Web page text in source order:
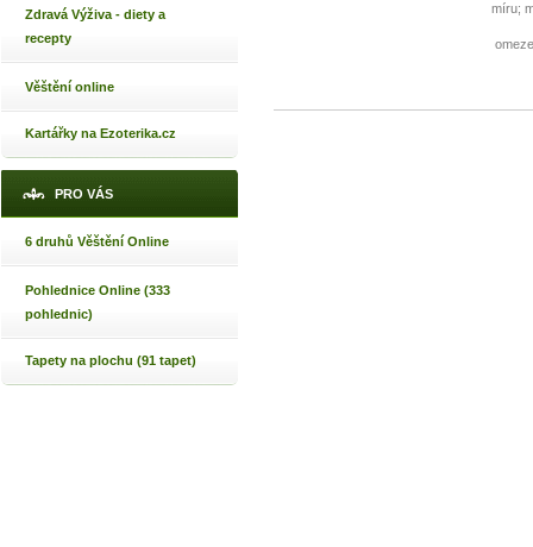
Zdravá Výživa - diety a
recepty
Věštění online
Kartářky na Ezoterika.cz
PRO VÁS
6 druhů Věštění Online
Pohlednice Online (333
pohlednic)
Tapety na plochu (91 tapet)
míru;